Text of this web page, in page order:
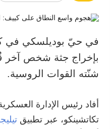
في حيّ بوديلسكي في
بإخراج جثة شخص آخر
شنّته القوات الروسية.
أفاد رئيس الإدارة
تكاتشينكو، عبر تطبيق